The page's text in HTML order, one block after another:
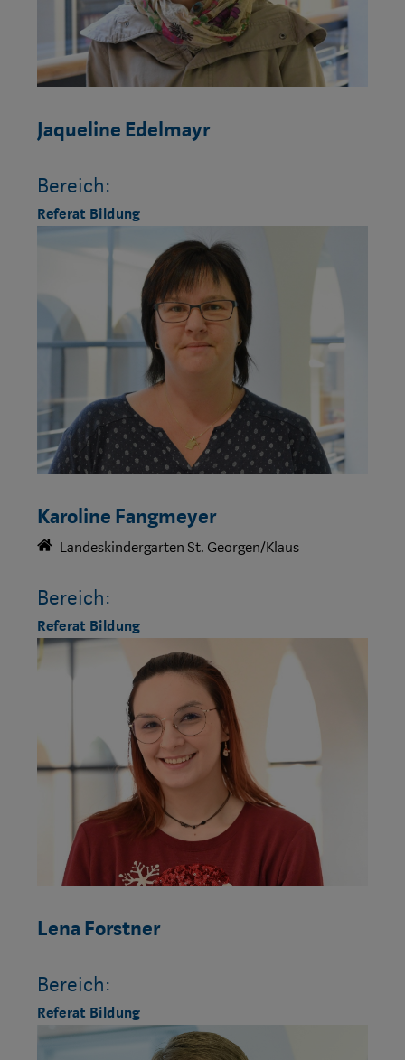
Jaqueline Edelmayr
Bereich:
Referat Bildung
Karoline Fangmeyer
Landeskindergarten St. Georgen/Klaus
Bereich:
Referat Bildung
Lena Forstner
Bereich:
Referat Bildung